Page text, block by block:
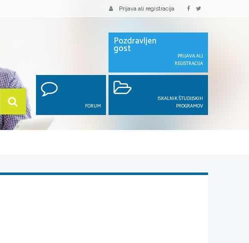
Prijava ali registracija
Pozdravljen
gost
PRIJAVA ALI
REGISTRACIJA
FORUM
ISKALNIK ŠTUDIJSKIH
PROGRAMOV